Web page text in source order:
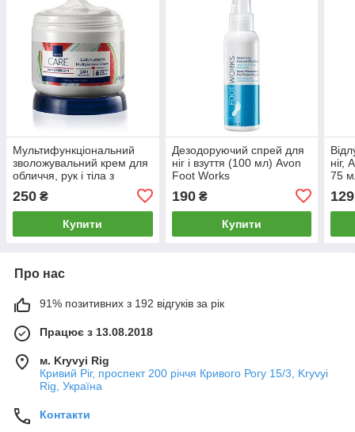
Мультифункціональний
зволожувальний крем для
обличчя, рук і тіла з
мл) AVON CARE
MULTIPURPOSE
250 ₴
Купити
Дезодоруючий спрей для
ніг і взуття (100 мл) Avon
Foot Works
190₴
Купити
ніг,
75
129
Про нас
91% позитивних з 192 відгуків за рік
Працює з 13.08.2018
м. Kryvyi Rig
Кривий Ріг, проспект 200 річчя Кривого Рогу 15/3, Kryvyi
Rig, Україна
Контакти